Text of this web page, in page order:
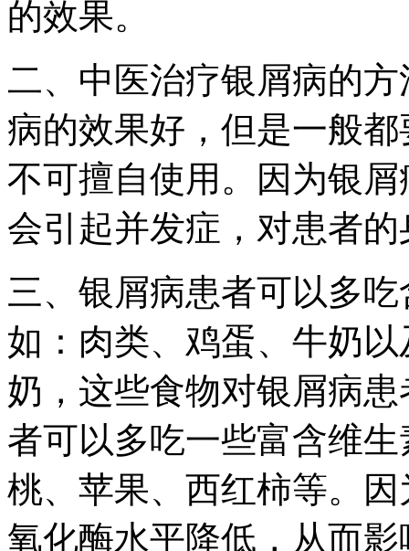
的效果。
二、中医治疗银屑病的
病的效果好，但是一般
不可擅自使用。因为银
会引起并发症，对患者
三、银屑病患者可以多
如：肉类、鸡蛋、牛奶
奶，这些食物对银屑病
者可以多吃一些富含维
桃、苹果、西红柿等。
氧化酶水平降低，从而